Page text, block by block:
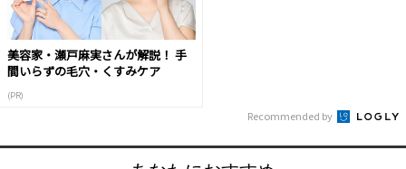
美容家・瀬戸麻実さんが解説！ 手
間いらずの毛穴・くすみケア
(PR)
Recommended by